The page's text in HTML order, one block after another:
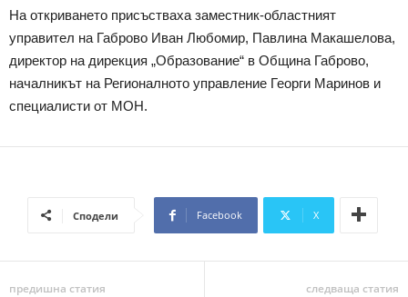
На откриването присъстваха заместник-областният
управител на Габрово Иван Любомир, Павлина Макашелова,
директор на дирекция „Образование“ в Община Габрово,
началникът на Регионалното управление Георги Маринов и
специалисти от МОН.
Сподели Facebook X
предишна статия следваща статия